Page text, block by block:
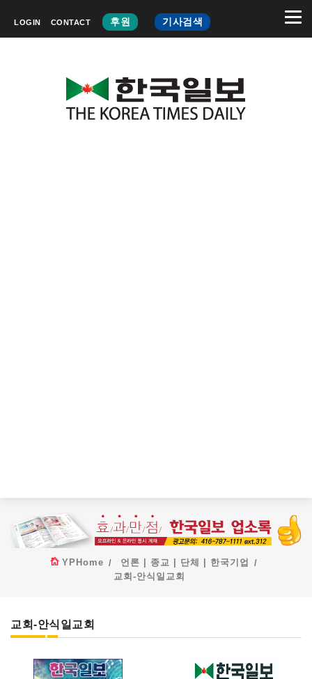
LOGIN CONTACT 후원 기사검색
YPHome
언론 | 종교 | 단체 | 한국기업
교회-안식일교회
교회-안식일교회